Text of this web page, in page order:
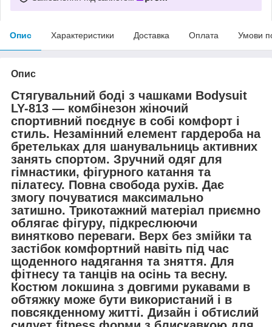
Опис Характеристики Доставка Оплата Умови
Опис
Стягувальний боді з чашками Bodysuit
LY-813 — комбінезон жіночий
спортивний поєднує в собі комфорт і
стиль. Незамінний елемент гардероба на
бретельках для шанувальниць активних
занять спортом. Зручний одяг для
гімнастики, фігурного катання та
пілатесу. Повна свобода рухів. Дає
змогу почуватися максимально
затишно. Трикотажний матеріал приємно
облягає фігуру, підкреслюючи
винятково переваги. Верх без змійки та
застібок комфортний навіть під час
щоденного надягання та зняття. Для
фітнесу та танців на осінь та весну.
Костюм локшина з довгими рукавами в
обтяжку може бути використаний і в
повсякденному житті. Дизайн і обтислий